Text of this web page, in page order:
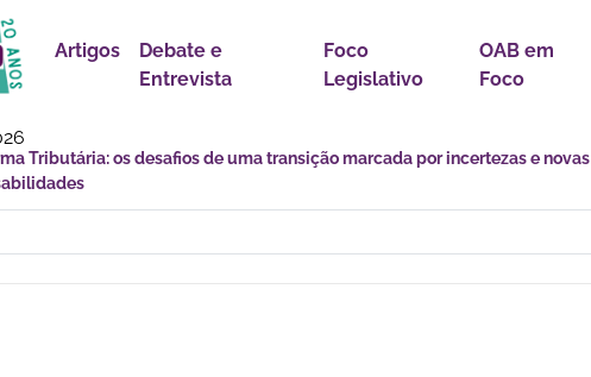
Artigos
Debate e
Entrevista
Foco
Legislativo
OAB em
Foco
Tributária: os desafios de uma transição marcada por incertezas e novas